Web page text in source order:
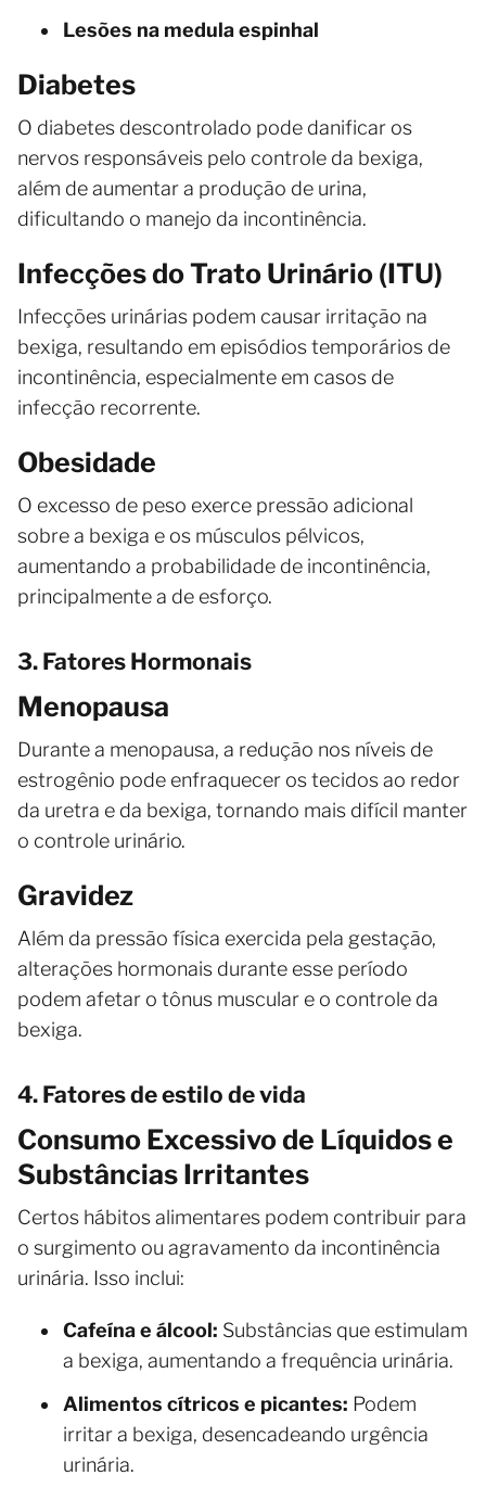
Lesões na medula espinhal
Diabetes
O diabetes descontrolado pode danificar os
nervos responsáveis pelo controle da bexiga,
além de aumentar a produção de urina,
dificultando o manejo da incontinência.
Infecções do Trato Urinário (ITU)
Infecções urinárias podem causar irritação na
bexiga, resultando em episódios temporários de
incontinência, especialmente em casos de
infecção recorrente.
Obesidade
O excesso de peso exerce pressão adicional
sobre a bexiga e os músculos pélvicos,
aumentando a probabilidade de incontinência,
principalmente a de esforço.
3. Fatores Hormonais
Menopausa
Durante a menopausa, a redução nos níveis de
estrogênio pode enfraquecer os tecidos ao redor
da uretra e da bexiga, tornando mais difícil manter
o controle urinário.
Gravidez
Além da pressão física exercida pela gestação,
alterações hormonais durante esse período
podem afetar o tônus muscular e o controle da
bexiga.
4. Fatores de estilo de vida
Consumo Excessivo de Líquidos e
Substâncias Irritantes
Certos hábitos alimentares podem contribuir para
o surgimento ou agravamento da incontinência
urinária. Isso inclui:
Cafeína e álcool: Substâncias que estimulam
a bexiga, aumentando a frequência urinária.
Alimentos cítricos e picantes: Podem
irritar a bexiga, desencadeando urgência
urinária.